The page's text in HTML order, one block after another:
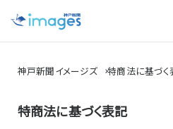
神戸新聞イメージズ 特商法に基づく
特商法に基づく表記